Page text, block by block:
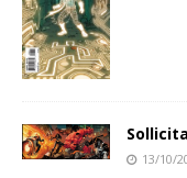
13/10/